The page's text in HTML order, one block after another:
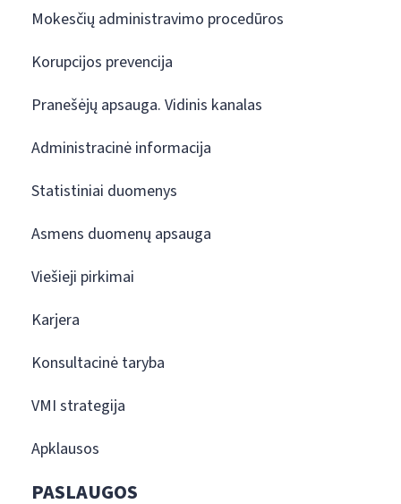
Mokesčių administravimo procedūros
Korupcijos prevencija
Pranešėjų apsauga. Vidinis kanalas
Administracinė informacija
Statistiniai duomenys
Asmens duomenų apsauga
Viešieji pirkimai
Karjera
Konsultacinė taryba
VMI strategija
Apklausos
PASLAUGOS